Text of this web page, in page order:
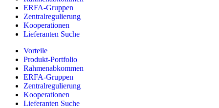
ERFA-Gruppen
Zentralregulierung
Kooperationen
Lieferanten Suche
Vorteile
Produkt-Portfolio
Rahmenabkommen
ERFA-Gruppen
Zentralregulierung
Kooperationen
Lieferanten Suche